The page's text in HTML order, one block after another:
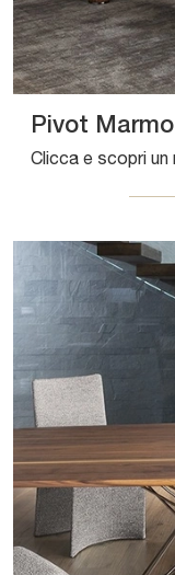
Pivot Marmo